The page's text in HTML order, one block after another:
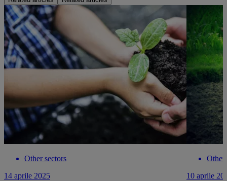
Other sectors
14 aprile 2025
Other
10 aprile